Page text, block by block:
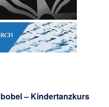
– Kindertanzkurs